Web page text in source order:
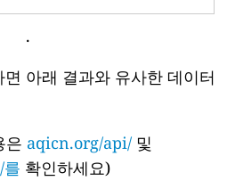
.
아래 결과와 유사한 데이터
은 aqicn.org/api/ 및
확인하세요)